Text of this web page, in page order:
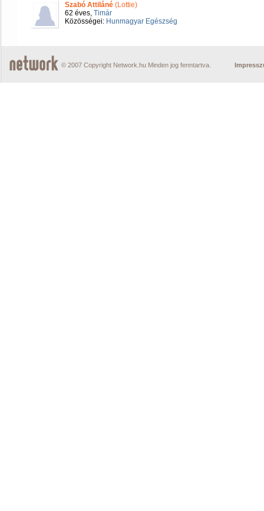
Szabó Attiláné (Lottie)
62 éves, Timár
Közösségei: Hunmagyar Egészség
© 2007 Copyright Network.hu Minden jog fenntartva.